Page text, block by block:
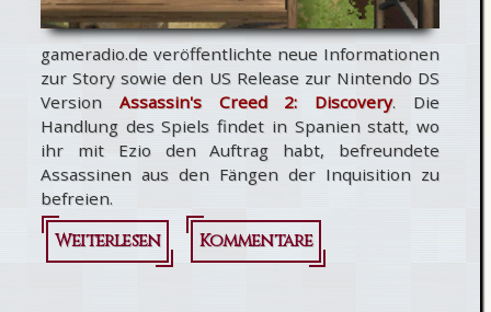
gameradio.de veröffentlichte neue Informationen
zur Story sowie den US Release zur Nintendo DS
Version Assassin's Creed 2: Discovery. Die
Handlung des Spiels findet in Spanien statt, wo
ihr mit Ezio den Auftrag habt, befreundete
Assassinen aus den Fängen der Inquisition zu
befreien.
Weiterlesen
über
Kommentare